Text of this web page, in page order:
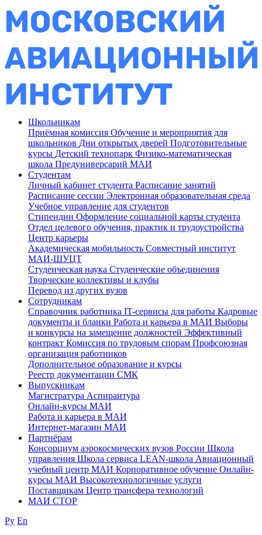
Школьникам
Приёмная комиссия Обучение и мероприятия для
школьников Дни открытых дверей Подготовительные
курсы Детский технопарк Физико-математическая
школа Предуниверсарий МАИ
Студентам
Личный кабинет студента Расписание занятий
Расписание сессии Электронная образовательная среда
Учебное управление для студентов
Стипендии Оформление социальной карты студента
Отдел целевого обучения, практик и трудоустройства
Центр карьеры
Академическая мобильность Совместный институт
МАИ-ШУЦТ
Студенческая наука Студенческие объединения
Творческие коллективы и клубы
Перевод из других вузов
Сотрудникам
Cправочник работника IT-сервисы для работы Кадровые
документы и бланки Работа и карьера в МАИ Выборы
и конкурсы на замещение должностей Эффективный
контракт Комиссия по трудовым спорам Профсоюзная
организация работников
Дополнительное образование и курсы
Реестр документации СМК
Выпускникам
Магистратура Аспирантура
Онлайн-курсы МАИ
Работа и карьера в МАИ
Интернет-магазин МАИ
Партнёрам
Консорциум аэрокосмических вузов России Школа
управления Школа сервиса LEAN-школа Авиационный
учебный центр МАИ Корпоративное обучение Онлайн-
курсы МАИ Высокотехнологичные услуги
Поставщикам Центр трансфера технологий
МАИ СТОР
Ру En